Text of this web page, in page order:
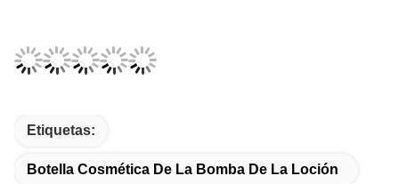
Etiquetas:
Botella Cosmética De La Bomba De La Loción